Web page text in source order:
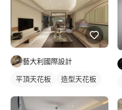
藝大利國際設計
平頂天花板
造型天花板